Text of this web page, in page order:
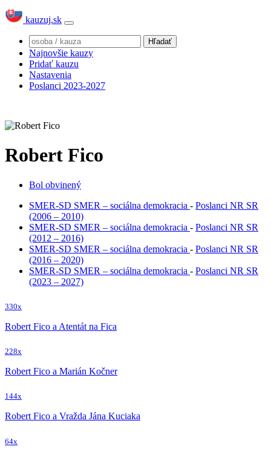
kauzuj.sk
Najnovšie kauzy
Pridať kauzu
Nastavenia
Poslanci 2023-2027
Robert Fico
Bol obvinený
SMER-SD SMER – sociálna demokracia - Poslanci NR SR
(2006 – 2010)
SMER-SD SMER – sociálna demokracia - Poslanci NR SR
(2012 – 2016)
SMER-SD SMER – sociálna demokracia - Poslanci NR SR
(2016 – 2020)
SMER-SD SMER – sociálna demokracia - Poslanci NR SR
(2023 – 2027)
330x
Robert Fico a Atentát na Fica
228x
Robert Fico a Marián Kočner
144x
Robert Fico a Vražda Jána Kuciaka
64x